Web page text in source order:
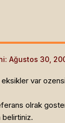
Ağustos 30,
var
olrak
belirtiniz.